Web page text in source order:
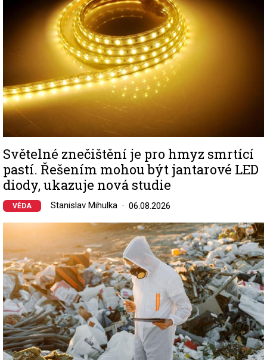
Světelné znečištění je pro hmyz smrtící
pastí. Řešením mohou být jantarové LED
diody, ukazuje nová studie
VĚDA Stanislav Mihulka 06.08.2026
Image